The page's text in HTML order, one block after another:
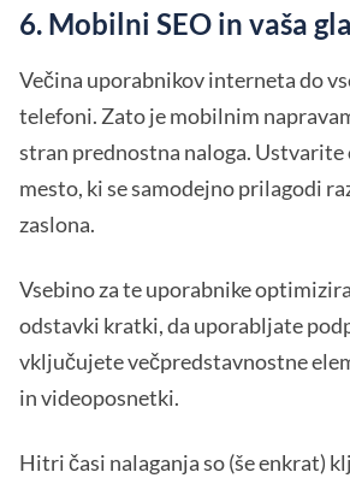
6. Mobilni SEO in vaša
Večina uporabnikov interneta do
telefoni. Zato je mobilnim
stran prednostna naloga.
mesto, ki se samodejno prilagodi
zaslona.
Vsebino za te uporabnike
odstavki kratki, da uporabljate
vključujete večpredstavnostne
in videoposnetki.
Hitri časi nalaganja so (še enkrat)